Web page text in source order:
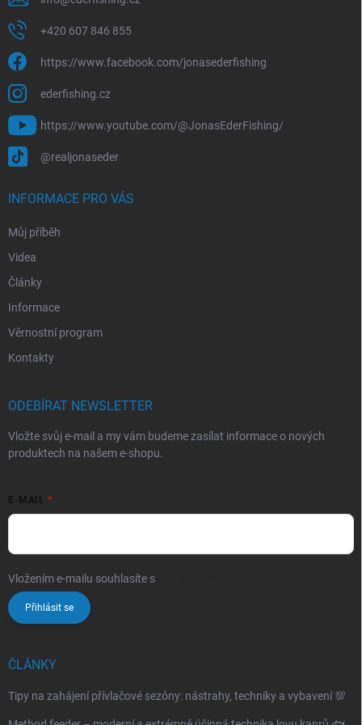
+420 607 846 855
https://www.facebook.com/jonasederfishing
ederfishing.cz
https://www.youtube.com/@JonasEderFishing/
@realjonaseder
INFORMACE PRO VÁS
Můj příběh
Videa
Články
Informace
Věrnostní program
Kontakty
ODEBÍRAT NEWSLETTER
Vložte svůj e-mail a my vám budeme zasílat informace o nových
produktech na našem e-shopu.
E-MAIL
Vložením e-mailu souhlasíte s
Přihlásit se
ČLÁNKY
Tipy na zahájení přívlačové sezóny: nástrahy, techniky a vybavení 💯